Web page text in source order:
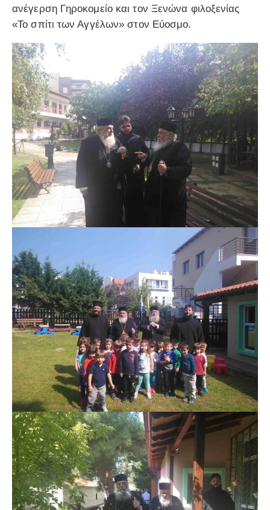
ανέγερση Γηροκομείο και τον Ξενώνα φιλοξενίας
«Το σπίτι των Αγγέλων» στον Εύοσμο.